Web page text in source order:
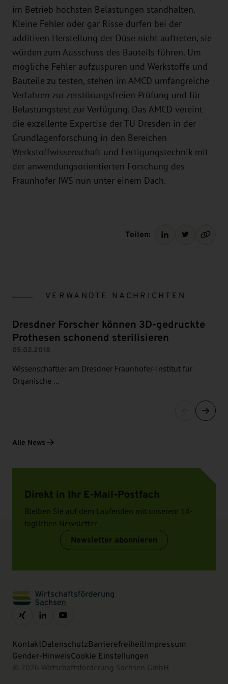
im Betrieb höchsten Belastungen standhalten.
Kleine Fehler oder gar Risse dürfen bei der
additiven Herstellung der Düse nicht auftreten, sie
würden zum Ausschuss des Bauteils führen. Um
mögliche Fehler aufzuspüren und Werkstoffe und
Bauteile zu testen, stehen im AMCD umfangreiche
Verfahren zur zerstörungsfreien Prüfung und für
Belastungstest zur Verfügung. Das AMCD vereint
die exzellente Expertise der TU Dresden in der
Grundlagenforschung in den Bereichen
Werkstoffwissenschaft und Fertigungstechnik mit
der anwendungsorientierten Forschung des
Fraunhofer IWS nun unter einem Dach.
Teilen:
VERWANDTE NACHRICHTEN
Dresdner Forscher können 3D-gedruckte
Prothesen schonend sterilisieren
05.02.2018
Wissenschaftler am Dresdner Fraunhofer-Institut für
Organische …
Alle News
Direkt in Ihr E-Mail-Postfach
Bleiben Sie auf dem Laufenden mit unserem 14-
täglichen Newsletter
Newsletter abonnieren
KontaktDatenschutzBarrierefreiheitImpressum
Gender-HinweisCookie Einstellungen
© 2026 Wirtschaftsförderung Sachsen GmbH